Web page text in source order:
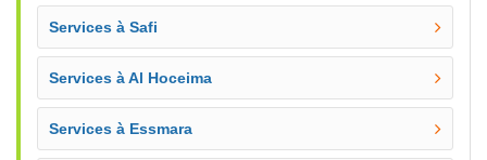
Services à Safi
Services à Al Hoceima
Services à Essmara